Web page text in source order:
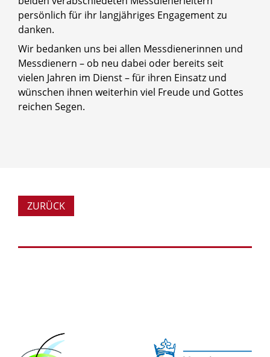
persönlich für ihr langjähriges Engagement zu
danken.
Wir bedanken uns bei allen Messdienerinnen und
Messdienern – ob neu dabei oder bereits seit
vielen Jahren im Dienst – für ihren Einsatz und
wünschen ihnen weiterhin viel Freude und Gottes
reichen Segen.
ZURÜCK